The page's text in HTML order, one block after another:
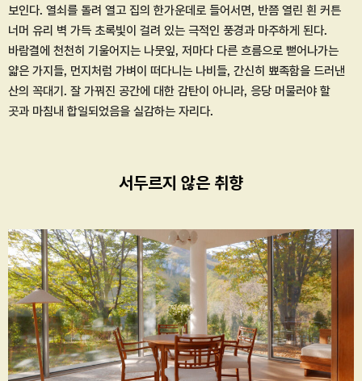
보인다. 열쇠를 돌려 열고 집의 한가운데로 들어서면, 반쯤 열린 흰 커튼
너머 유리 벽 가득 초록빛이 걸려 있는 극적인 풍경과 마주하게 된다.
바람결에 천천히 기울어지는 나뭇잎, 저마다 다른 흐름으로 뻗어나가는
얇은 가지들, 먼지처럼 가벼이 떠다니는 나비들, 간신히 뾰족함을 드러낸
산의 꼭대기. 잘 가꿔진 공간에 대한 감탄이 아니라, 응당 머물러야 할
곳과 마침내 합일되었음을 실감하는 자리다.
서두르지 않은 취향